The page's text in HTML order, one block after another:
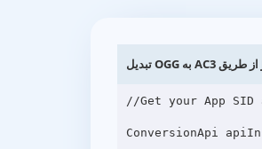
//Get your App
ConversionApi